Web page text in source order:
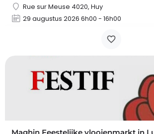
Rue sur Meuse 4020, Huy
29 augustus 2026 6h00 - 16h00